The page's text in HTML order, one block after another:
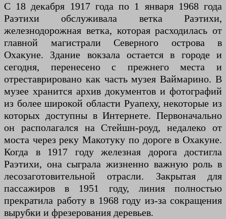
С 18 декабря 1917 года по 1 января 1968 года
Раэтихи обслуживала ветка Раэтихи,
железнодорожная ветка, которая расходилась от
главной магистрали Северного острова в
Охакуне. Здание вокзала остается в городе и
сегодня, перенесено с прежнего места и
отреставрировано как часть музея Ваймарино. В
музее хранится архив документов и фотографий
из более широкой области Руапеху, некоторые из
которых доступны в Интернете. Первоначально
он располагался на Стейшн-роуд, недалеко от
моста через реку Макотуку по дороге в Охакуне.
Когда в 1917 году железная дорога достигла
Раэтихи, она сыграла жизненно важную роль в
лесозаготовительной отрасли. Закрытая для
пассажиров в 1951 году, линия полностью
прекратила работу в 1968 году из-за сокращения
вырубки и фрезерования деревьев.